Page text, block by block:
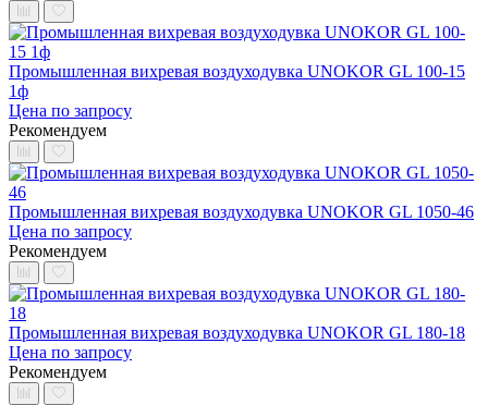
Промышленная вихревая воздуходувка UNOKOR GL 100-15
1ф
Цена по запросу
Рекомендуем
Промышленная вихревая воздуходувка UNOKOR GL 1050-46
Цена по запросу
Рекомендуем
Промышленная вихревая воздуходувка UNOKOR GL 180-18
Цена по запросу
Рекомендуем